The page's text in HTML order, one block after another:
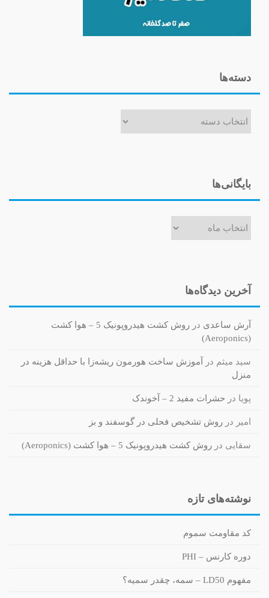
دسته‌ها
بایگانی‌ها
آخرین دیدگاه‌ها
آرش ساعدی در
روش کشت هیدروپونیک 5 – هوا کشت
(Aeroponics)
سید میثم در
آموزش ساخت هورمون ریشه‌زا با حداقل هزینه در
منزل
پویا در حشرات مفید 2 – آخوندک
امیر در روش تشخیص فحلی در گوسفند و بز
سقایی در روش کشت هیدروپونیک 5 – هوا کشت (Aeroponics)
نوشته‌های تازه
کد مقاومت سموم
دوره کارنس – PHI
مفهوم LD50 – سمه، چقدر سمیه؟